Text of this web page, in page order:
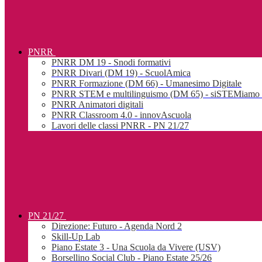
PNRR
PNRR DM 19 - Snodi formativi
PNRR Divari (DM 19) - ScuolAmica
PNRR Formazione (DM 66) - Umanesimo Digitale
PNRR STEM e multilinguismo (DM 65) - siSTEMiamo
PNRR Animatori digitali
PNRR Classroom 4.0 - innovAscuola
Lavori delle classi PNRR - PN 21/27
PN 21/27
Direzione: Futuro - Agenda Nord 2
Skill-Up Lab
Piano Estate 3 - Una Scuola da Vivere (USV)
Borsellino Social Club - Piano Estate 25/26